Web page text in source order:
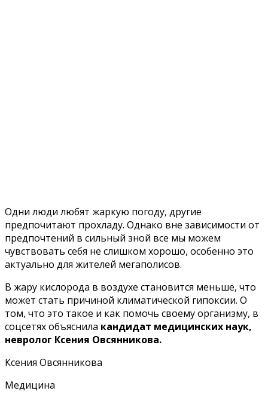
Одни люди любят жаркую погоду, другие
предпочитают прохладу. Однако вне зависимости от
предпочтений в сильный зной все мы можем
чувствовать себя не слишком хорошо, особенно это
актуально для жителей мегаполисов.
В жару кислорода в воздухе становится меньше, что
может стать причиной климатической гипоксии. О
том, что это такое и как помочь своему организму, в
соцсетях объяснила кандидат медицинских наук,
невролог Ксения Овсянникова.
Ксения Овсянникова
Медицина